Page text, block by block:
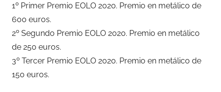
1º Primer Premio EOLO 2020. Premio en metálico de
600 euros.
2º Segundo Premio EOLO 2020. Premio en metálico
de 250 euros.
3º Tercer Premio EOLO 2020. Premio en metálico de
150 euros.